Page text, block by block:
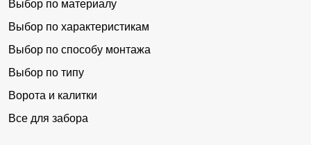
Выбор по материалу
Выбор по характеристикам
Выбор по способу монтажа
Выбор по типу
Ворота и калитки
Все для забора